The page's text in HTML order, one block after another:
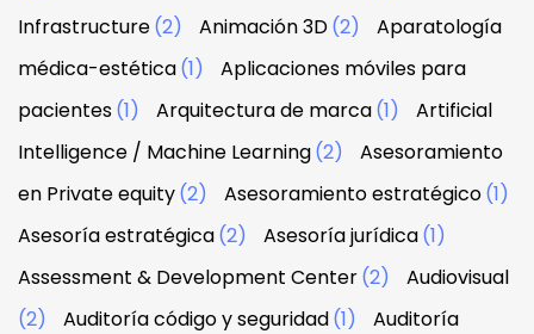
Infrastructure(2) Animación 3D(2)
Aparatología
médica-estética(1)
Aplicaciones móviles para
pacientes(1) Arquitectura de marca(1)
Artificial
Intelligence / Machine Learning(2)
Asesoramiento
en Private equity(2) Asesoramiento estratégico(1)
Asesoría estratégica(2) Asesoría jurídica(1)
Assessment & Development Center(2)
Audiovisual
(2)
Auditoría código y seguridad(1)
Auditoría